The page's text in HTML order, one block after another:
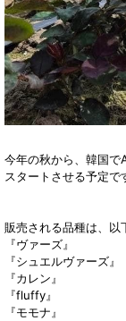
今年の秋から、韓国
スタートさせる予定で
販売される品種は、以
『ヴァーズ』
『シュエルヴァーズ』
『カレン』
『fluffy』
『モモナ』